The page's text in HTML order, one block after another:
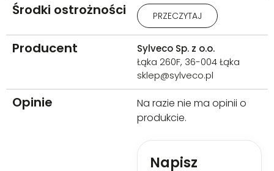
Środki ostrożności
Przeciwwskazania: Uczulenie
na którykolwiek ze składników
produktu. Stosować zgodnie z
przeznaczeniem i sposobem
użycia. Przechowywać w
miejscu niedostępnym dla
dzieci.
PRZECZYTAJ
Producent
Sylveco Sp. z o.o.
Łąka 260F, 36-004 Łąka
sklep@sylveco.pl
Opinie
Na razie nie ma opinii o
produkcie.
Napisz